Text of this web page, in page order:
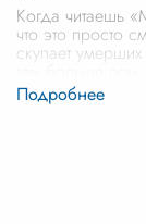
Когда читаешь
что это просто
скупает